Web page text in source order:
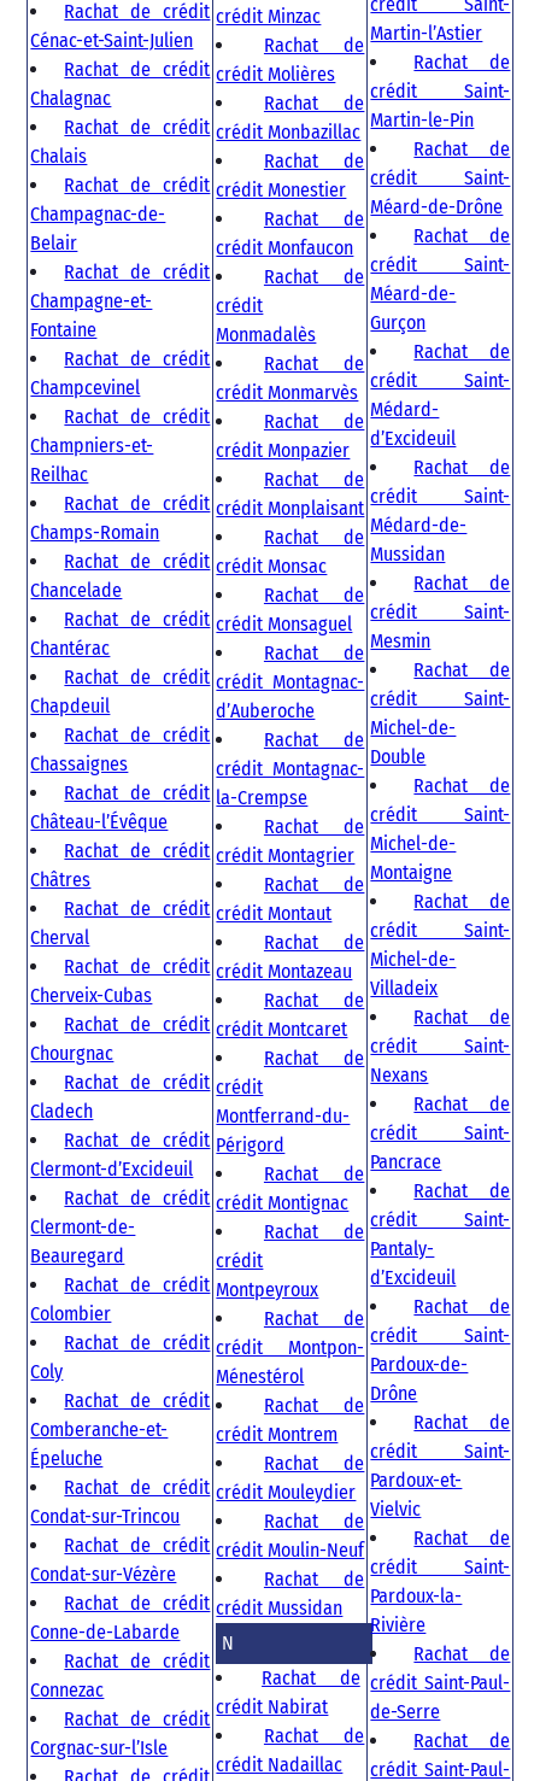
Rachat de crédit
Cénac-et-Saint-Julien
Rachat de crédit
Chalagnac
Rachat de crédit
Chalais
Rachat de crédit
Champagnac-de-
Belair
Rachat de crédit
Champagne-et-
Fontaine
Rachat de crédit
Champcevinel
Rachat de crédit
Champniers-et-
Reilhac
Rachat de crédit
Champs-Romain
Rachat de crédit
Chancelade
Rachat de crédit
Chantérac
Rachat de crédit
Chapdeuil
Rachat de crédit
Chassaignes
Rachat de crédit
Château-l’Évêque
Rachat de crédit
Châtres
Rachat de crédit
Cherval
Rachat de crédit
Cherveix-Cubas
Rachat de crédit
Chourgnac
Rachat de crédit
Cladech
Rachat de crédit
Clermont-d’Excideuil
Rachat de crédit
Clermont-de-
Beauregard
Rachat de crédit
Colombier
Rachat de crédit
Coly
Rachat de crédit
Comberanche-et-
Épeluche
Rachat de crédit
Condat-sur-Trincou
Rachat de crédit
Condat-sur-Vézère
Rachat de crédit
Conne-de-Labarde
Rachat de crédit
Connezac
Rachat de crédit
Corgnac-sur-l’Isle
crédit Minzac
Rachat de
crédit Molières
Rachat de
crédit Monbazillac
Rachat de
crédit Monestier
Rachat de
crédit Monfaucon
Rachat de
crédit
Monmadalès
Rachat de
crédit Monmarvès
Rachat de
crédit Monpazier
Rachat de
crédit Monplaisant
Rachat de
crédit Monsac
Rachat de
crédit Monsaguel
Rachat de
crédit Montagnac-
d’Auberoche
Rachat de
crédit Montagnac-
la-Crempse
Rachat de
crédit Montagrier
Rachat de
crédit Montaut
Rachat de
crédit Montazeau
Rachat de
crédit Montcaret
Rachat de
crédit
Montferrand-du-
Périgord
Rachat de
crédit Montignac
Rachat de
crédit
Montpeyroux
Rachat de
crédit Montpon-
Ménestérol
Rachat de
crédit Montrem
Rachat de
crédit Mouleydier
Rachat de
crédit Moulin-Neuf
Rachat de
crédit Mussidan
N
Rachat de
crédit Nabirat
Rachat de
crédit Nadaillac
crédit Saint-
Martin-l’Astier
Rachat de
crédit Saint-
Martin-le-Pin
Rachat de
crédit Saint-
Méard-de-Drône
Rachat de
crédit Saint-
Méard-de-
Gurçon
Rachat de
crédit Saint-
Médard-
d’Excideuil
Rachat de
crédit Saint-
Médard-de-
Mussidan
Rachat de
crédit Saint-
Mesmin
Rachat de
crédit Saint-
Michel-de-
Double
Rachat de
crédit Saint-
Michel-de-
Montaigne
Rachat de
crédit Saint-
Michel-de-
Villadeix
Rachat de
crédit Saint-
Nexans
Rachat de
crédit Saint-
Pancrace
Rachat de
crédit Saint-
Pantaly-
d’Excideuil
Rachat de
crédit Saint-
Pardoux-de-
Drône
Rachat de
crédit Saint-
Pardoux-et-
Vielvic
Rachat de
crédit Saint-
Pardoux-la-
Rivière
Rachat de
crédit Saint-Paul-
de-Serre
Rachat de
crédit Saint-Paul-